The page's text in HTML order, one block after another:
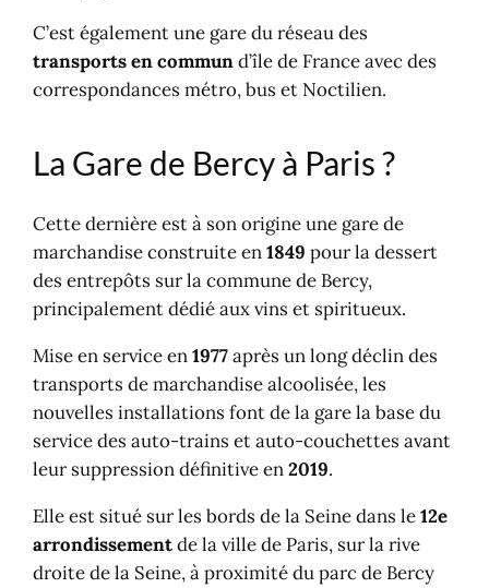
C’est également une gare du réseau des
transports en commund’île de France avec des
correspondances métro, bus et Noctilien.
La Gare de Bercy à Paris ?
Cette dernière est à son origine une gare de
marchandise construite en1849 pour la dessert
des entrepôts sur la commune de Bercy,
principalement dédié aux vins et spiritueux.
Mise en service en1977après un long déclin des
transports de marchandise alcoolisée, les
nouvelles installations font de la gare la base du
service des auto-trains et auto-couchettes avant
leur suppression définitive en2019.
Elle est situé sur les bords de la Seine dans le12e
arrondissementde la ville de Paris, sur la rive
droite de la Seine, à proximité du parc de Bercy